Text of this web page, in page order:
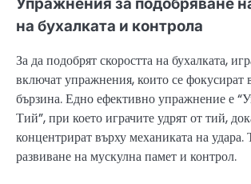
Упражнения за подобряване
на бухалката и контрола
За да подобрят скоростта на бухалката,
включат упражнения, които се фокусират
бързина. Едно ефективно упражнение е
Тий”, при което играчите удрят от тий,
концентрират върху механиката на удара.
развиване на мускулна памет и контрол.